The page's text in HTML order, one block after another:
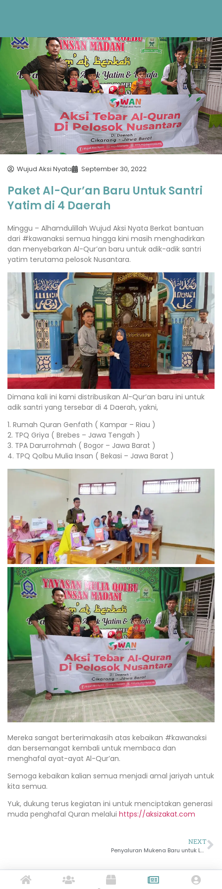
Wujud Aksi Nyata September 30, 2022
Paket Al-Qur’an Baru Untuk Santri
Yatim di 4 Daerah
Minggu – Alhamdulillah Wujud Aksi Nyata Berkat bantuan
dari #kawanaksi semua hingga kini masih menghadirkan
dan menyebarkan Al-Qur’an baru untuk adik-adik santri
yatim terutama pelosok Nusantara.
Dimana kali ini kami distribusikan Al-Qur’an baru ini untuk
adik santri yang tersebar di 4 Daerah, yakni,
1. Rumah Quran Genfath ( Kampar – Riau )
2. TPQ Griya ( Brebes – Jawa Tengah )
3. TPA Darurrohmah ( Bogor – Jawa Barat )
4. TPQ Qolbu Mulia Insan ( Bekasi – Jawa Barat )
Mereka sangat berterimakasih atas kebaikan #kawanaksi
dan bersemangat kembali untuk membaca dan
menghafal ayat-ayat Al-Qur’an.
Semoga kebaikan kalian semua menjadi amal jariyah untuk
kita semua.
Yuk, dukung terus kegiatan ini untuk menciptakan generasi
muda penghafal Quran melalui https://aksizakat.com
NEXT
Penyaluran Mukena Baru untuk Lansia Dhuafa di 4 Daerah